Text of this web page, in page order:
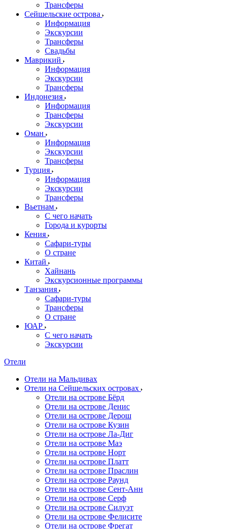
Трансферы
Сейшельские острова
Информация
Экскурсии
Трансферы
Свадьбы
Маврикий
Информация
Экскурсии
Трансферы
Индонезия
Информация
Трансферы
Экскурсии
Оман
Информация
Экскурсии
Трансферы
Турция
Информация
Экскурсии
Трансферы
Вьетнам
С чего начать
Города и курорты
Кения
Сафари-туры
О стране
Китай
Хайнань
Экскурсионные программы
Танзания
Сафари-туры
Трансферы
О стране
ЮАР
С чего начать
Экскурсии
Отели
Отели на Мальдивах
Отели на Сейшельских островах
Отели на острове Бёрд
Отели на острове Денис
Отели на острове Дерош
Отели на острове Кузин
Отели на острове Ла-Диг
Отели на острове Маэ
Отели на острове Норт
Отели на острове Платт
Отели на острове Праслин
Отели на острове Раунд
Отели на острове Сент-Анн
Отели на острове Серф
Отели на острове Силуэт
Отели на острове Фелисите
Отели на острове Фрегат